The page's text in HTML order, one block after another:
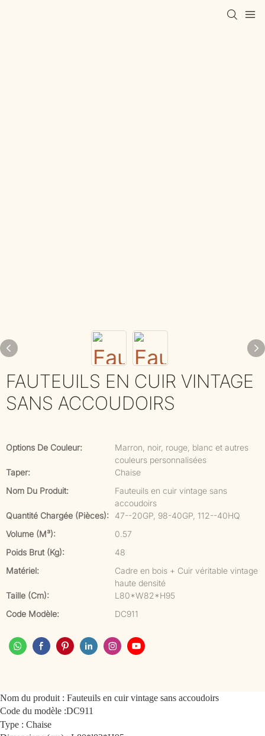
FAUTEUILS EN CUIR VINTAGE
SANS ACCOUDOIRS
Options De Couleur:
Marron, noir, rouge, blanc et autres
couleurs personnalisées
Taper:
Chaise
Nom Du Produit:
Fauteuils en cuir vintage sans
accoudoirs
Quantité Chargée (pièces):
47--20GP, 98-40GP, 112--40HQ
Volume (m³):
0.57
Poids Brut (kg):
48
Matériel:
Cadre en bois + Cuir véritable vintage
haute densité
Taille (cm):
L80*W82*H95
Code Modèle:
DC911
Nom du produit : Fauteuils en cuir vintage sans accoudoirs
Code du modèle :DC911
Type : Chaise